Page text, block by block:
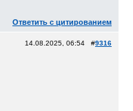
Ответить с цитированием
14.08.2025, 06:54 #9316